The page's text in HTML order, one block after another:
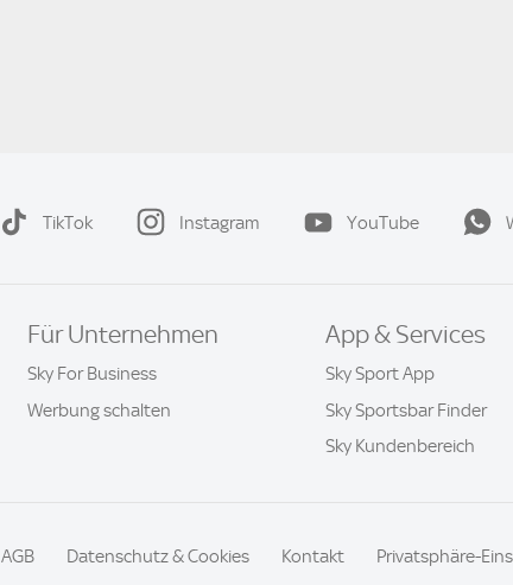
TikTok Instagram YouTube
Für Unternehmen
Sky For Business
Werbung schalten
App & Services
Sky Sport App
Sky Sportsbar Finder
Sky Kundenbereich
AGB Datenschutz & Cookies Kontakt Privatsphäre-